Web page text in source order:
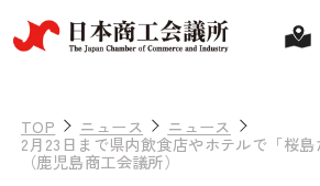
TOP ニュース ニュース
2月23日まで県内飲食店やホテルで「桜島
（鹿児島商工会議所）